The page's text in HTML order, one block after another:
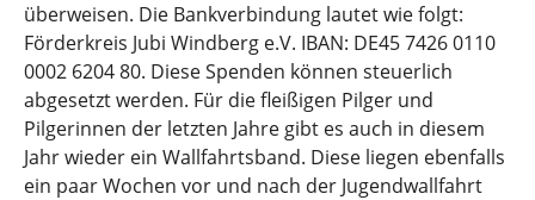
überweisen. Die Bankverbindung lautet wie folgt:
Förderkreis Jubi Windberg e.V. IBAN: DE45 7426 0110
0002 6204 80. Diese Spenden können steuerlich
abgesetzt werden. Für die fleißigen Pilger und
Pilgerinnen der letzten Jahre gibt es auch in diesem
Jahr wieder ein Wallfahrtsband. Diese liegen ebenfalls
ein paar Wochen vor und nach der Jugendwallfahrt